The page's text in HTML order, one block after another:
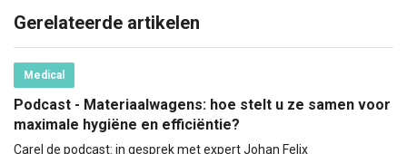
Gerelateerde artikelen
Medical
Podcast - Materiaalwagens: hoe stelt u ze samen voor
maximale hygiëne en efficiëntie?
Carel de podcast: in gesprek met expert Johan Felix